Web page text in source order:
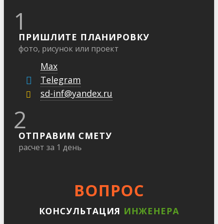
1
ПРИШЛИТЕ ПЛАНИРОВКУ
фото, рисунок или проект
Max
Telegram
sd-inf@yandex.ru
2
ОТПРАВИМ СМЕТУ
расчет за 1 день
ВОПРОС
КОНСУЛЬТАЦИЯ ИНЖЕНЕРА